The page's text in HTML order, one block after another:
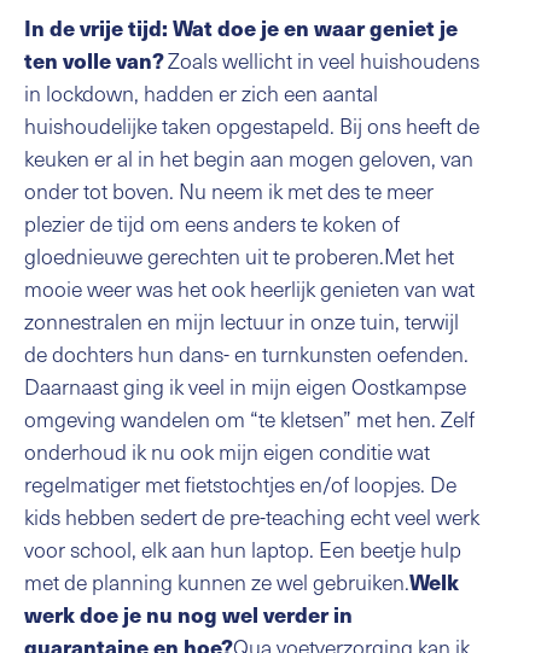
In de vrije tijd: Wat doe je en waar geniet je
ten volle van?Zoals wellicht in veel huishoudens
in lockdown, hadden er zich een aantal
huishoudelijke taken opgestapeld. Bij ons heeft de
keuken er al in het begin aan mogen geloven, van
onder tot boven. Nu neem ik met des te meer
plezier de tijd om eens anders te koken of
gloednieuwe gerechten uit te proberen.Met het
mooie weer was het ook heerlijk genieten van wat
zonnestralen en mijn lectuur in onze tuin, terwijl
de dochters hun dans- en turnkunsten oefenden.
Daarnaast ging ik veel in mijn eigen Oostkampse
omgeving wandelen om “te kletsen” met hen. Zelf
onderhoud ik nu ook mijn eigen conditie wat
regelmatiger met fietstochtjes en/of loopjes. De
kids hebben sedert de pre-teaching echt veel werk
voor school, elk aan hun laptop. Een beetje hulp
met de planning kunnen ze wel gebruiken.Welk
werk doe je nu nog wel verder in
quarantaine en hoe?Qua voetverzorging kan ik